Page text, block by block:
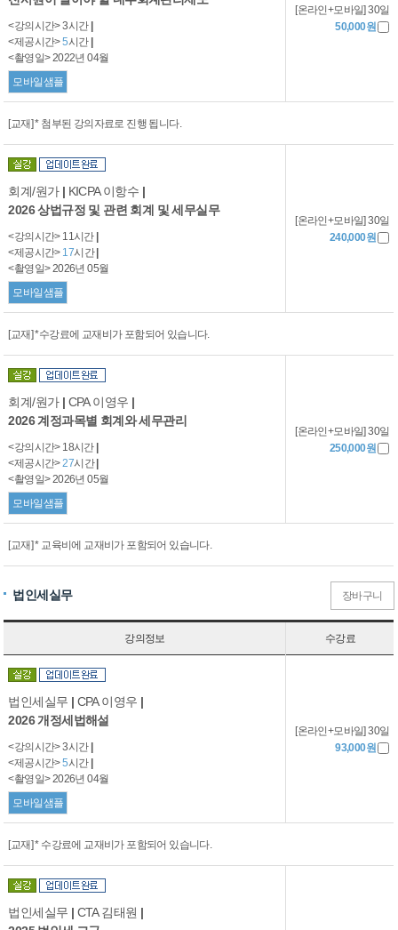
<강의시간> 3시간
<제공시간>5시간
<촬영일> 2022년 04월
모바일샘플
[온라인+모바일] 30일
50,000원
[교재] * 첨부된 강의자료로 진행 됩니다.
회계/원가 | KICPA 이항수 |
2026 상법규정 및 관련 회계 및 세무실무
<강의시간> 11시간
<제공시간> 17시간
<촬영일> 2026년 05월
모바일샘플
[온라인+모바일] 30일
240,000원
[교재] *수강료에 교재비가 포함되어 있습니다.
회계/원가 | CPA 이영우 |
2026 계정과목별 회계와 세무관리
<강의시간> 18시간
<제공시간>27시간
<촬영일> 2026년 05월
모바일샘플
[온라인+모바일] 30일
250,000원
[교재] * 교육비에 교재비가 포함되어 있습니다.
법인세실무 장바구니
강의정보 수강료
법인세실무 | CPA 이영우 |
2026 개정세법해설
<강의시간> 3시간
<제공시간>5시간
<촬영일> 2026년 04월
모바일샘플
[온라인+모바일] 30일
93,000원
[교재] * 수강료에 교재비가 포함되어 있습니다.
법인세실무 | CTA 김태원 |